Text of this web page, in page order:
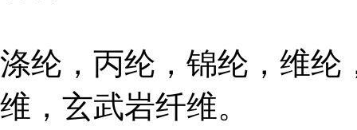
涤纶，丙纶，锦纶，维纶
维，玄武岩纤维。